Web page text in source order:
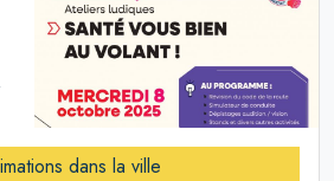
dans la ville